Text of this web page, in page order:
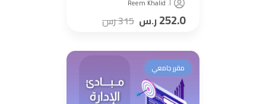
أ. Reem Khalid
252.0ر.س 315رس
مقرر جامعي